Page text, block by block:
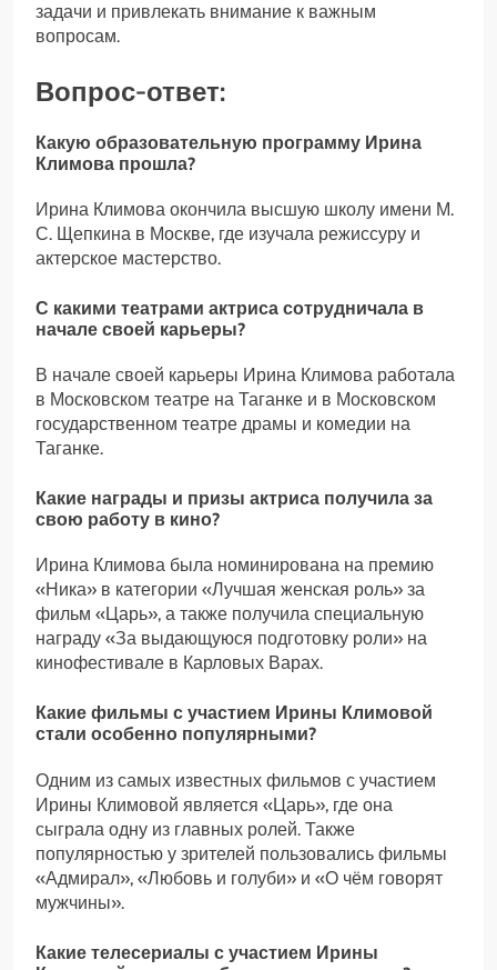
задачи и привлекать внимание к важным
вопросам.
Вопрос-ответ:
Какую образовательную программу Ирина
Климова прошла?
Ирина Климова окончила высшую школу имени М.
С. Щепкина в Москве, где изучала режиссуру и
актерское мастерство.
С какими театрами актриса сотрудничала в
начале своей карьеры?
В начале своей карьеры Ирина Климова работала
в Московском театре на Таганке и в Московском
государственном театре драмы и комедии на
Таганке.
Какие награды и призы актриса получила за
свою работу в кино?
Ирина Климова была номинирована на премию
«Ника» в категории «Лучшая женская роль» за
фильм «Царь», а также получила специальную
награду «За выдающуюся подготовку роли» на
кинофестивале в Карловых Варах.
Какие фильмы с участием Ирины Климовой
стали особенно популярными?
Одним из самых известных фильмов с участием
Ирины Климовой является «Царь», где она
сыграла одну из главных ролей. Также
популярностью у зрителей пользовались фильмы
«Адмирал», «Любовь и голуби» и «О чём говорят
мужчины».
Какие телесериалы с участием Ирины